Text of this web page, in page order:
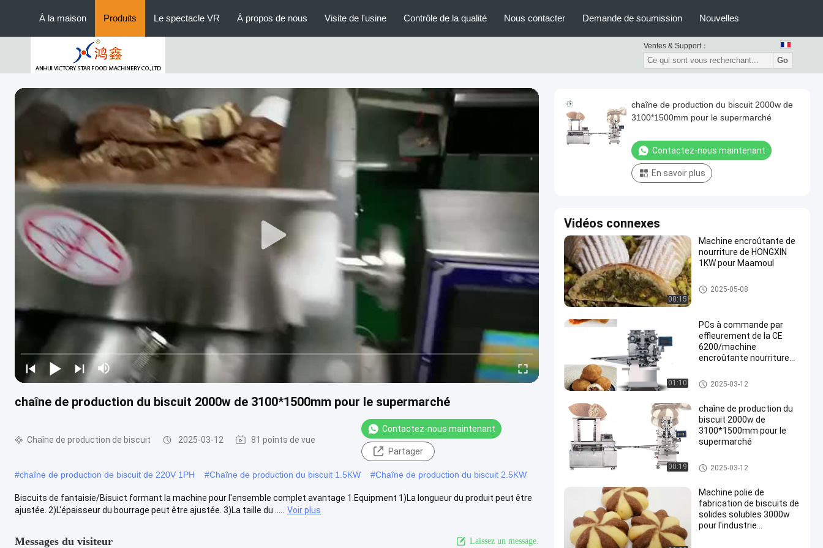
À la maison Produits Le spectacle VR À propos de nous Visite de l'usine Contrôle de la qualité Nous contacter Demande de soumission Nouvelles
Ventes & Support：
Go
chaîne de production du biscuit 2000w de 3100*1500mm pour le supermarché
Chaîne de production de biscuit 2025-03-12 81 points de vue
Contactez-nous maintenant
Partager
#chaîne de production de biscuit de 220V 1PH #Chaîne de production du biscuit 1.5KW #Chaîne de production du biscuit 2.5KW
Biscuits de fantaisie/Bisuict formant la machine pour l'ensemble complet avantage 1.Equipment 1)La longueur du produit peut être
ajustée. 2)L'épaisseur du bourrage peut être ajustée. 3)La taille du .....
Voir plus
Messages du visiteur Laissez un message.
chaîne de production du biscuit 2000w de
3100*1500mm pour le supermarché
Contactez-nous maintenant
En savoir plus
Vidéos connexes
00:15
Machine encroûtante de
nourriture de HONGXIN
1KW pour Maamoul
Machine encroûtante de nourri
ture
2025-05-08
01:10
PCs à commande par
effleurement de la CE
6200/machine
encroûtante nourriture
Machine encroûtante de nourri
ture
2025-03-12
00:19
chaîne de production du
biscuit 2000w de
3100*1500mm pour le
supermarché
Chaîne de production de biscui
t
2025-03-12
Machine polie de
fabrication de biscuits de
solides solubles 3000w
pour l'industrie